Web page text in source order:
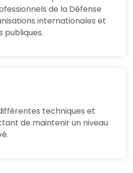
de la Défense
internationales et
publiques.
techniques et
de maintenir un niveau